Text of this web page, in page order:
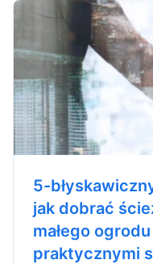
5-
jak dobrać
małego
praktycznymi